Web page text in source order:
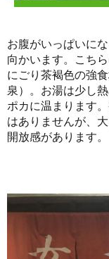
お腹がいっぱいに
向かいます。こち
にごり茶褐色の強
泉）。お湯は少し
ポカに温まります
はありませんが、
開放感があります。